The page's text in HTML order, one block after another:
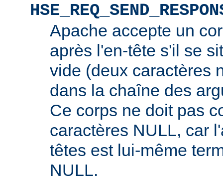
Apache accepte un
après l'en-tête s'il se
vide (deux caractères
dans la chaîne des
Ce corps ne doit pas
caractères NULL, car
têtes est lui-même
NULL.